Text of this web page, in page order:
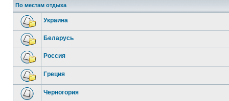
По местам отдыха
Украина
Беларусь
Россия
Греция
Черногория